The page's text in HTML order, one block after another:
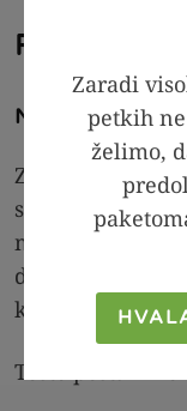
Postopek
Najprej:
Za testo najprej
sestavine, nato
maslo. Mešamo
drobtinam
kis in jajce in
Testo
Zaradi
petkih
želimo,